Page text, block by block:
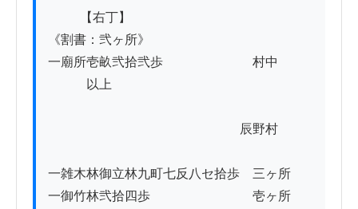
《割書：弐ヶ所》
一廟所壱畝弐拾弐歩　　　　　　　村中
以上
辰野村
一雑木林御立林九町七反八セ拾歩　三ヶ所
一御竹林弐拾四歩　　　　　　　　壱ヶ所